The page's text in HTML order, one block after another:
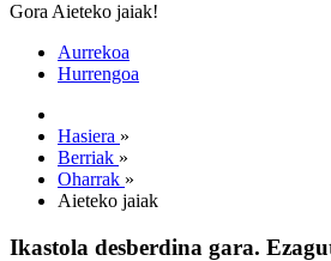
Gora Aieteko jaiak!
Aurrekoa
Hurrengoa
Hasiera »
Berriak »
Oharrak »
Aieteko jaiak
Ikastola desberdina gara.